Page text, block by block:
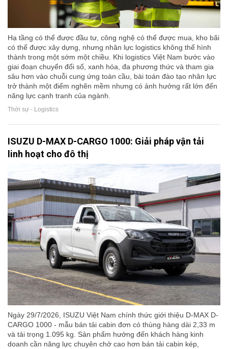
Hạ tầng có thể được đầu tư, công nghệ có thể được mua, kho bãi
có thể được xây dựng, nhưng nhân lực logistics không thể hình
thành trong một sớm một chiều. Khi logistics Việt Nam bước vào
giai đoạn chuyển đổi số, xanh hóa, đa phương thức và tham gia
sâu hơn vào chuỗi cung ứng toàn cầu, bài toán đào tạo nhân lực
trở thành một điểm nghẽn mềm nhưng có ảnh hưởng rất lớn đến
năng lực cạnh tranh của ngành.
Thời sự - Logistics
ISUZU D-MAX D-CARGO 1000: Giải pháp vận tải
linh hoạt cho đô thị
Ngày 29/7/2026, ISUZU Việt Nam chính thức giới thiệu D-MAX D-
CARGO 1000 - mẫu bán tải cabin đơn có thùng hàng dài 2,33 m
và tải trọng 1.095 kg. Sản phẩm hướng đến khách hàng kinh
doanh cần năng lực chuyên chở cao hơn bán tải cabin kép,